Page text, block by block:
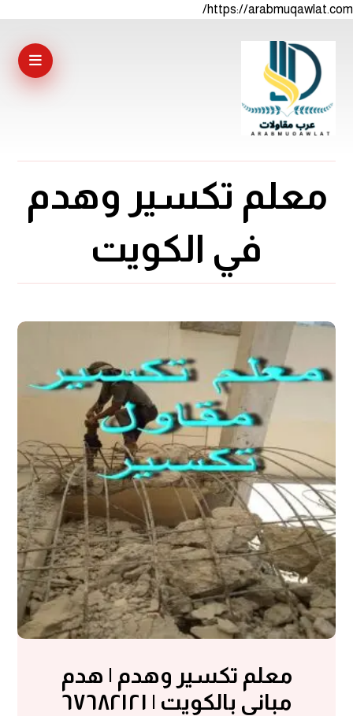
https://arabmuqawlat.com/
معلم تكسير وهدم
في الكويت
معلم تكسير وهدم | هدم
مباني بالكويت | ٦٧٦٨٢١٢١